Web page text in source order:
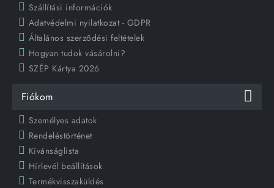
Szállítási információk
Adatvédelmi nyilatkozat - GDPR
Általános szerződési feltételek
Hogyan tudok vásárolni?
SZÉP Kártya 2026
Fiókom
Személyes adatok
Rendeléstörténet
Kívánságlista
Hírlevél beállítások
Termékvisszaküldés